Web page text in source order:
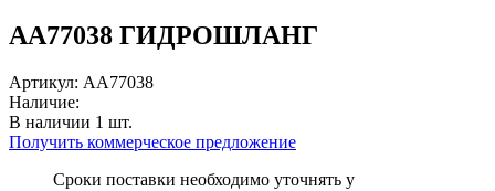
AA77038 ГИДРОШЛАНГ
Артикул: AA77038
Наличие:
В наличии 1 шт.
Получить коммерческое предложение
Сроки поставки необходимо уточнять у